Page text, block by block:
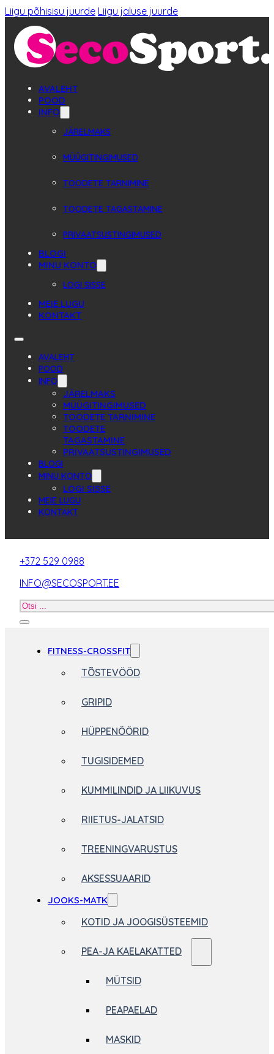
Liigu põhisisu juurde Liigu jaluse juurde
AVALEHT
POOD
INFO
JÄRELMAKS
MÜÜGITINGIMUSED
TOODETE TARNIMINE
TOODETE TAGASTAMINE
PRIVAATSUSTINGIMUSED
BLOGI
MINU KONTO
LOGI SISSE
MEIE LUGU
KONTAKT
AVALEHT
POOD
INFO
JÄRELMAKS
MÜÜGITINGIMUSED
TOODETE TARNIMINE
TOODETE
TAGASTAMINE
PRIVAATSUSTINGIMUSED
BLOGI
MINU KONTO
LOGI SISSE
MEIE LUGU
KONTAKT
+372 529 0988
INFO@SECOSPORT.EE
Otsi
FITNESS-CROSSFIT
TÕSTEVÖÖD
GRIPID
HÜPPENÖÖRID
TUGISIDEMED
KUMMILINDID JA LIIKUVUS
RIIETUS-JALATSID
TREENINGVARUSTUS
AKSESSUAARID
JOOKS-MATK
KOTID JA JOOGISÜSTEEMID
PEA-JA KAELAKATTED
MÜTSID
PEAPAELAD
MASKID